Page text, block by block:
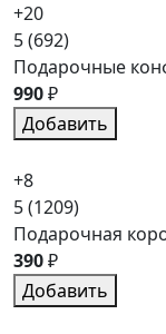
+20
5(692)
Подарочные
990₽
Добавить
+8
5(1209)
Подарочная
390₽
Добавить